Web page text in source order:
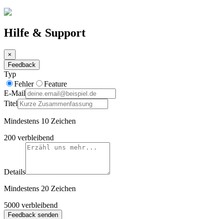
Hilfe & Support
×
Feedback
Typ
Fehler
Feature
E-Mail
Titel
Mindestens 10 Zeichen
200 verbleibend
Details
Mindestens 20 Zeichen
5000 verbleibend
Feedback senden